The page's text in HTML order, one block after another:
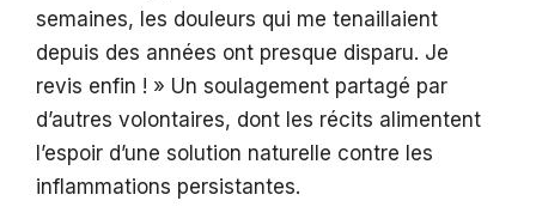
semaines, les douleurs qui me tenaillaient
depuis des années ont presque disparu. Je
revis enfin ! » Un soulagement partagé par
d’autres volontaires, dont les récits alimentent
l’espoir d’une solution naturelle contre les
inflammations persistantes.